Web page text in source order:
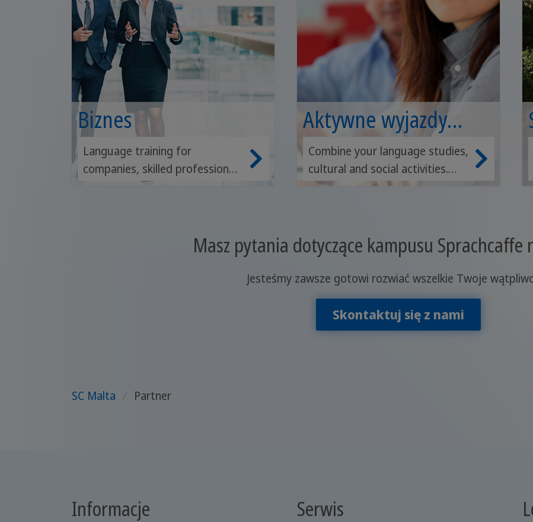
Biznes
Language training for
companies, skilled professionals
and management
Aktywne wyjazdy
językowe
Combine your language studies,
cultural and social activities.
Adults aged 35 and above.
Masz pytania dotyczące kampusu Sprachcaffe
Jesteśmy zawsze gotowi rozwiać wszelkie Twoje
Skontaktuj się z nami
SC Malta Partner
Informacje Serwis